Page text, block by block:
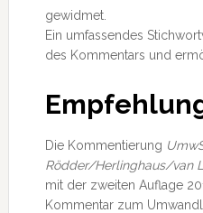
gewidmet.
Ein umfassendes
des Kommentars und
Die Kommentierung
Rödder/Herlinghaus/van
mit der zweiten Auflage
Kommentar zum